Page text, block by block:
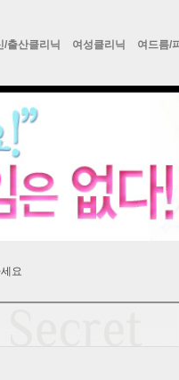
/출산클리닉 여성클리닉 여드름/
요